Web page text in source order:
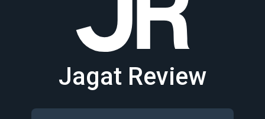
Jagat Review